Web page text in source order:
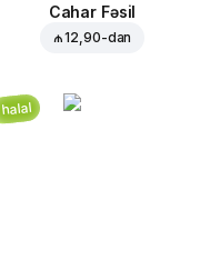
Cahar Fəsil
₼ 12,90-dan
halal